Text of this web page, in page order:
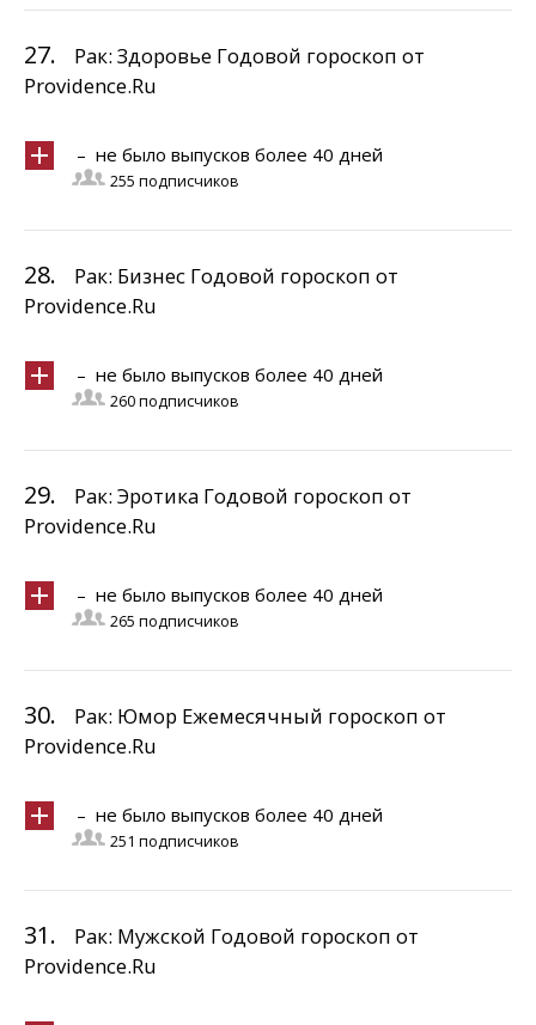
27.
Рак: Здоровье Годовой гороскоп от
Providence.Ru
– не было выпусков более 40 дней
255 подписчиков
28.
Рак: Бизнес Годовой гороскоп от
Providence.Ru
– не было выпусков более 40 дней
260 подписчиков
29.
Рак: Эротика Годовой гороскоп от
Providence.Ru
– не было выпусков более 40 дней
265 подписчиков
30.
Рак: Юмор Ежемесячный гороскоп от
Providence.Ru
– не было выпусков более 40 дней
251 подписчиков
31.
Рак: Мужской Годовой гороскоп от
Providence.Ru